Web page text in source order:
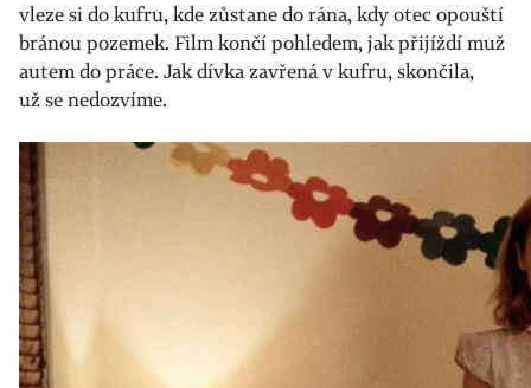
vleze si do kufru, kde zůstane do rána, kdy otec opouští
bránou pozemek. Film končí pohledem, jak přijíždí muž
autem do práce. Jak dívka zavřená v kufru, skončila,
už se nedozvíme.